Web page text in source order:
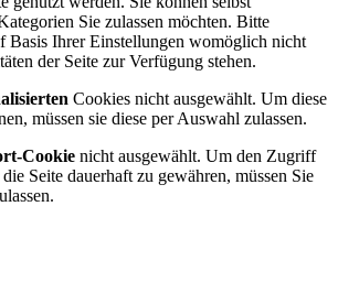
Sie zulassen möchten. Bitte
Basis Ihrer Einstellungen womöglich nicht
der Seite zur Verfügung stehen.
Cookies nicht ausgewählt. Um diese
müssen sie diese per Auswahl zulassen.
Cookie nicht ausgewählt. Um den Zugriff
Seite dauerhaft zu gewähren, müssen Sie